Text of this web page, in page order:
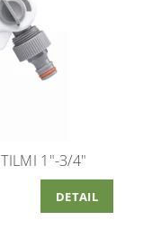
1"-3/4"
DETAIL